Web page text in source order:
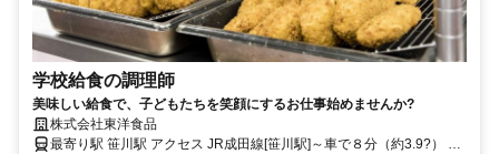
学校給食の調理師
美味しい給食で、子どもたちを笑顔にするお仕事始めませんか?
株式会社東洋食品
最寄り駅 笹川駅 アクセス JR成田線[笹川駅]～車で８分（約3.9?） ※